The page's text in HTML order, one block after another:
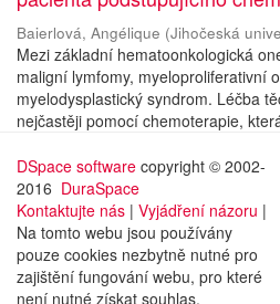
Baierlová, Angélique (Jihočeská
Mezi základní hematoonkologická
maligní lymfomy, myeloproliferativní
myelodysplastický syndrom. Léčba
nejčastěji pomocí chemoterapie,
DSpace software copyright © 2002-
2016 DuraSpace
Kontaktujte nás | Vyjádření názoru |
Na tomto webu jsou používány
pouze cookies nezbytně nutné pro
zajištění fungování webu, pro které
není nutné získat souhlas.